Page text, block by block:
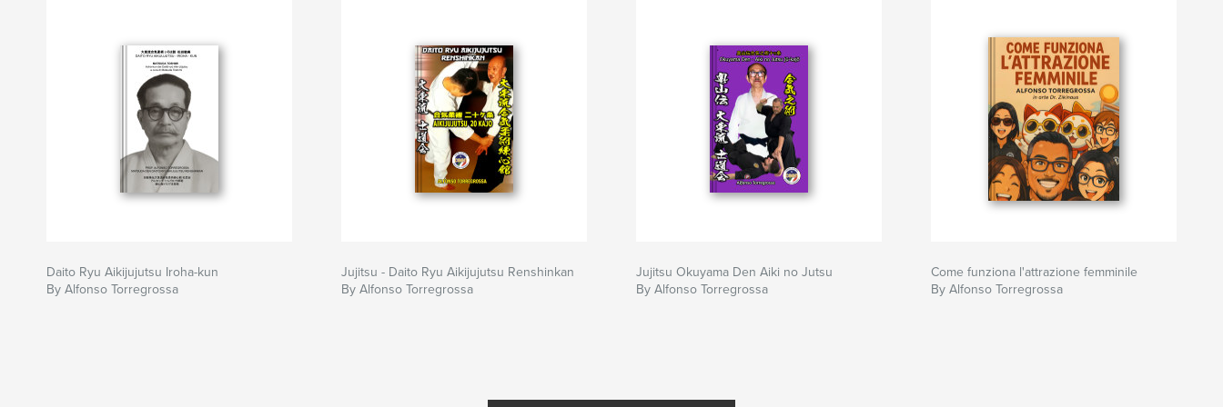
Daito Ryu Aikijujutsu Iroha-kun
By Alfonso Torregrossa
Jujitsu - Daito Ryu Aikijujutsu Renshinkan
By Alfonso Torregrossa
Jujitsu Okuyama Den Aiki no Jutsu
By Alfonso Torregrossa
Come funziona l'attrazione femminile
By Alfonso Torregrossa